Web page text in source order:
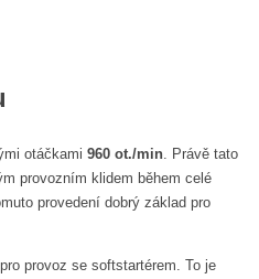
otáčkami 960 ot./min . Právě tato
provozním klidem během celé
provedení dobrý základ pro
provoz se softstartérem. To je